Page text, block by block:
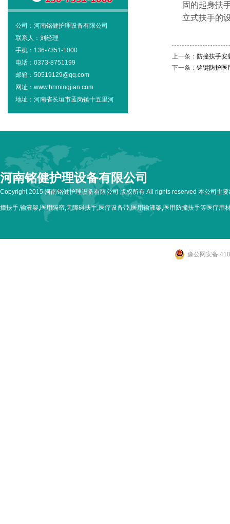
公司：河南铭健护理设备有限公司
联系人：刘经理
手机：136-7351-1000
电话：0373-8751199
邮箱：50519129@qq.com
网址：www.hnmingjian.com
地址：河南省长垣市孟岗镇十五里河
固的起身扶
立式扶手的
上一条： 防撞扶手安
下一条： 铭键防护医
河南铭健护理设备有限公司
Copyright 2015 河南铭健护理设备有限公司 版权所有 All rights reserved 本公司主
撞扶手,输液架,医用隔帘,无障碍扶手,医疗设备带,医用输液架,医用防撞扶手等医疗用
豫公网安备